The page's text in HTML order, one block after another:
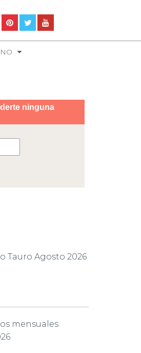
Tauro Agosto 2026
mensuales